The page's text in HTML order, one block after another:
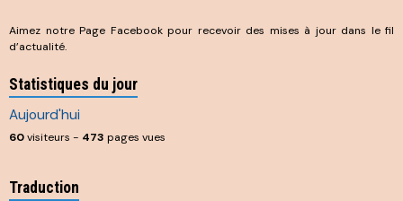
Aimez notre Page Facebook pour recevoir des mises à jour dans le fil
d’actualité.
Statistiques du jour
Aujourd'hui
60visiteurs - 473 pages vues
Traduction